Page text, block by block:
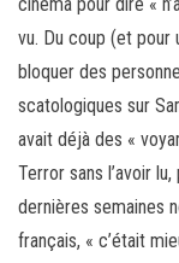
vu. Du coup (et pour
bloquer des
scatologiques sur
avait déjà des «
Terror sans l’avoir
dernières semaines
français, « c’était